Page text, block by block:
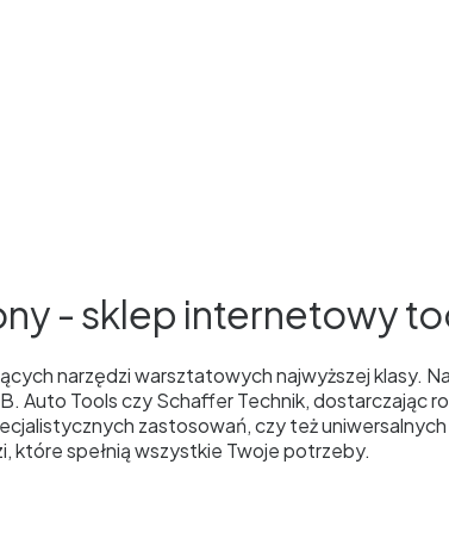
- sklep internetowy
narzędzi warsztatowych najwyższej klasy.
Auto Tools czy Schaffer Technik, dostarczając
zastosowań, czy też
które spełnią wszystkie Twoje potrzeby.